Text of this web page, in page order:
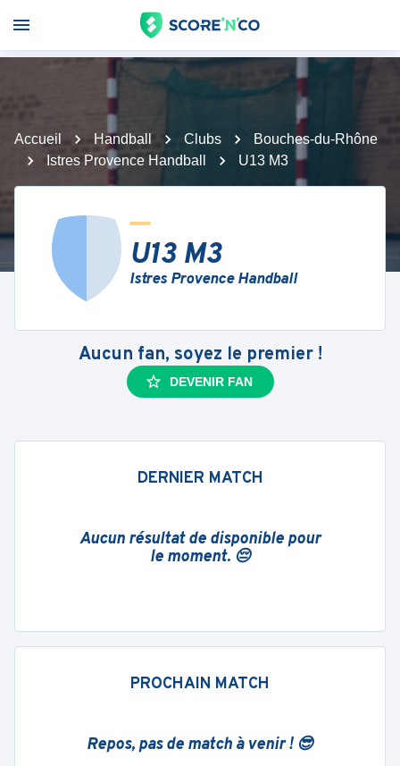
Accueil Handball Clubs
Bouches-du-Rhône
Istres Provence Handball
U13 M3
U13 M3
Istres Provence Handball
Aucun fan, soyez le premier !
DEVENIR FAN
DERNIER MATCH
Aucun résultat de disponible pour
le moment. 😔
PROCHAIN MATCH
Repos, pas de match à venir ! 😎